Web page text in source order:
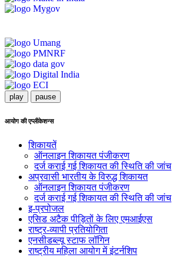
play pause
आयोग की एप्लीकेशन्स
शिकायतें
ऑनलाइन शिकायत पंजीकरण
दर्ज कराई गई शिकायत की स्थिति की जांच
अप्रवासी भारतीय के विरुद्ध शिकायत
ऑनलाइन शिकायत पंजीकरण
दर्ज कराई गई शिकायत की स्थिति की जांच
इ-प्रपोजल
एसिड अटैक पीड़ितों के लिए एमआईएस
राष्ट्र-व्यापी प्रतियोगिता
एनसीडब्ल्यू स्टाफ लॉगिन
राष्ट्रीय महिला आयोग में इंटर्नशिप